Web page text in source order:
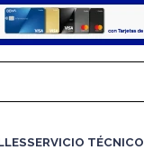
SERVICIO TÉCNICO